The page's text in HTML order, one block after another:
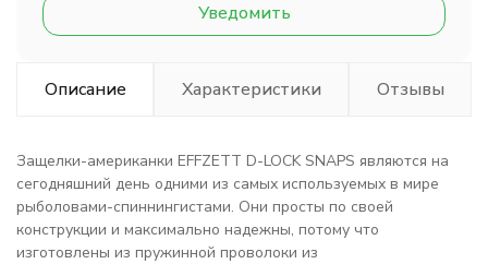
Уведомить
Описание Характеристики Отзывы
Защелки-американки EFFZETT D-LOCK SNAPS являются на
сегодняшний день одними из самых используемых в мире
рыболовами-спиннингистами. Они просты по своей
конструкции и максимально надежны, потому что
изготовлены из пружинной проволоки из